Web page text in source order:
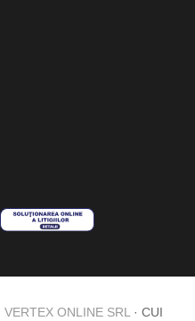
VERTEX ONLINE SRL · CUI